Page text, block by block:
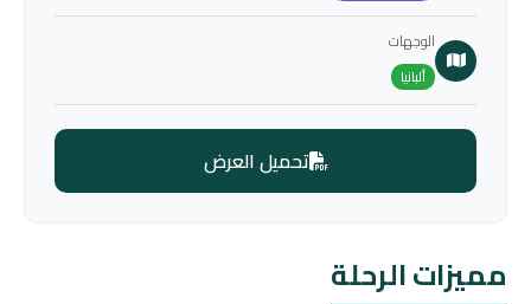
مميزات الرحلة
الوجهات
ألبانيا
تحميل العرض